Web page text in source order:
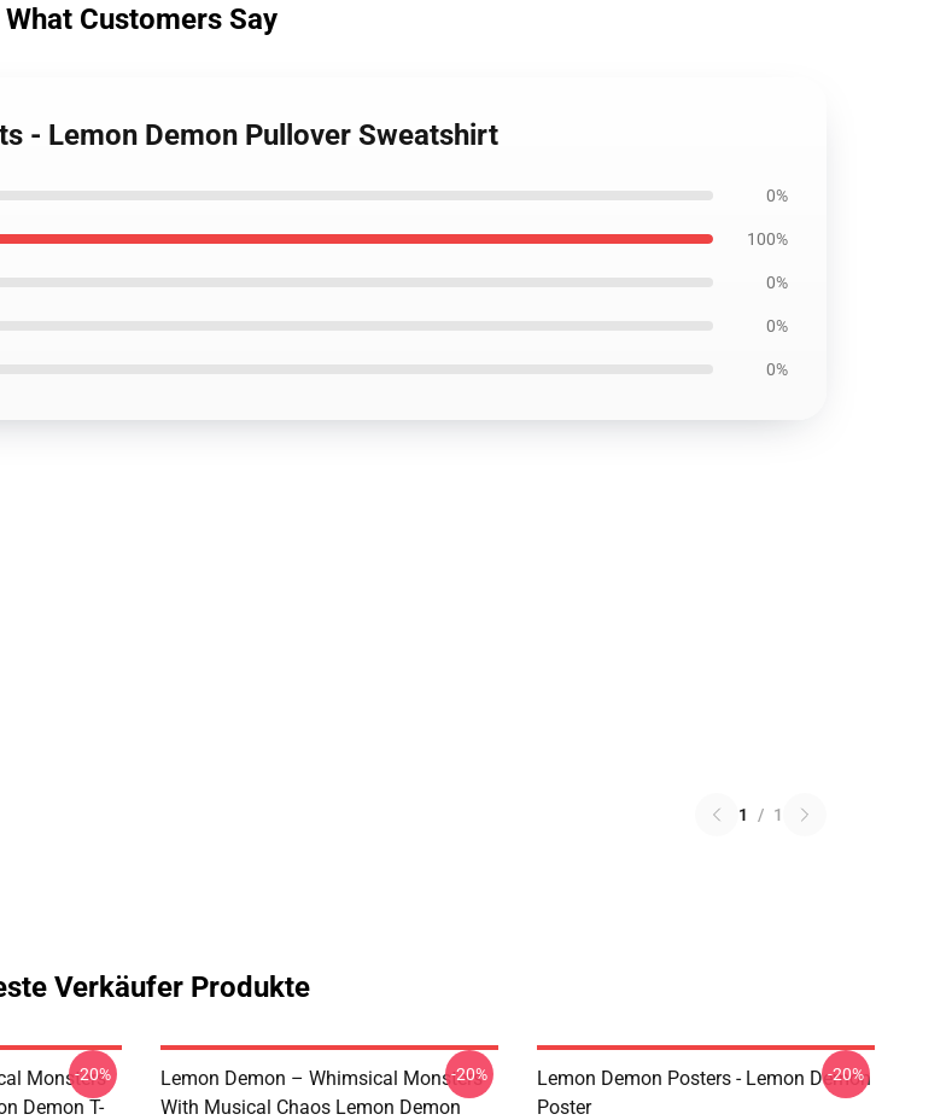
What Customers Say
- Lemon Demon Pullover Sweatshirt
0%
100%
0%
0%
0%
1 / 1
Verkäufer Produkte
Monsters
Demon T-
-20%
Lemon Demon – Whimsical Monsters
With Musical Chaos Lemon Demon
-20%
Lemon Demon Posters - Lemon Demon
Poster
-20%